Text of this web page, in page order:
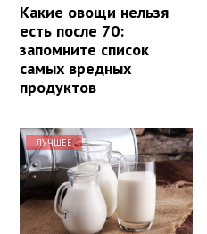
Какие овощи нельзя
есть после 70:
запомните список
самых вредных
продуктов
ЛУЧШЕЕ